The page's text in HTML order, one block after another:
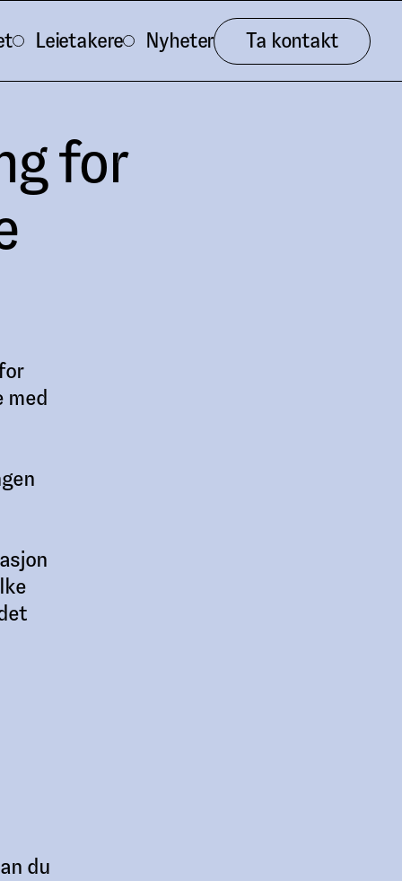
Leietakere Nyheter Ta kontakt
for
med
du